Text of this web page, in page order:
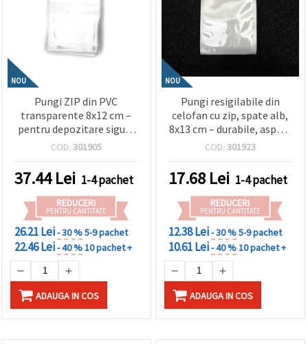
NOU
Pungi ZIP din PVC
transparente 8x12 cm –
pentru depozitare sigură
și expunere ordonată, set
COD: 301905
37.44Lei 1-4 pachet
REDUCERI
PENTRU CANTITATE
26.21 Lei- 30 %5-9 pachet
22.46 Lei- 40 %10 pachet +
ADAUGA IN COS
NOU
Pungi resigilabile din
celofan cu zip, spate alb,
8x13 cm – durabile, aspect
îngrijit, ambalare
COD: 301923
17.68 Lei 1-4 pachet
REDUCERI
PENTRU CANTITATE
12.38 Lei- 30 %5-9 pachet
10.61 Lei- 40 %10 pachet +
ADAUGA IN COS